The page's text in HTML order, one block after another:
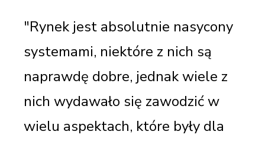
"Rynek jest absolutnie nasycony
systemami, niektóre z nich są
naprawdę dobre, jednak wiele z
nich wydawało się zawodzić w
wielu aspektach, które były dla